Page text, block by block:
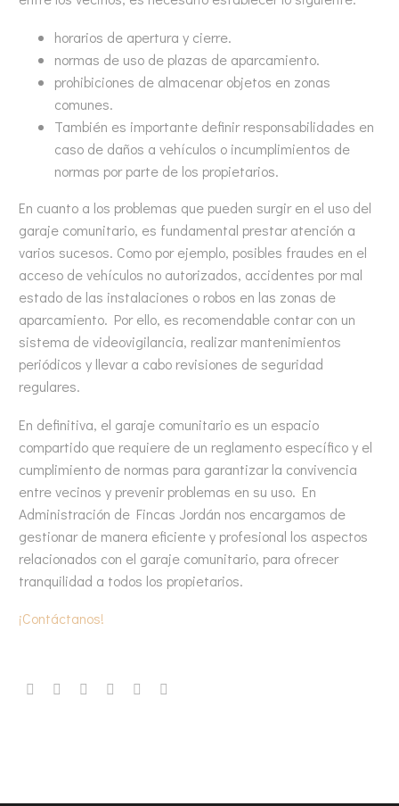
horarios de apertura y cierre.
normas de uso de plazas de aparcamiento.
prohibiciones de almacenar objetos en zonas
comunes.
También es importante definir responsabilidades en
caso de daños a vehículos o incumplimientos de
normas por parte de los propietarios.
En cuanto a los problemas que pueden surgir en el uso del
garaje comunitario, es fundamental prestar atención a
varios sucesos. Como por ejemplo, posibles fraudes en el
acceso de vehículos no autorizados, accidentes por mal
estado de las instalaciones o robos en las zonas de
aparcamiento. Por ello, es recomendable contar con un
sistema de videovigilancia, realizar mantenimientos
periódicos y llevar a cabo revisiones de seguridad
regulares.
En definitiva, el garaje comunitario es un espacio
compartido que requiere de un reglamento específico y el
cumplimiento de normas para garantizar la convivencia
entre vecinos y prevenir problemas en su uso. En
Administración de Fincas Jordán nos encargamos de
gestionar de manera eficiente y profesional los aspectos
relacionados con el garaje comunitario, para ofrecer
tranquilidad a todos los propietarios.
¡Contáctanos!